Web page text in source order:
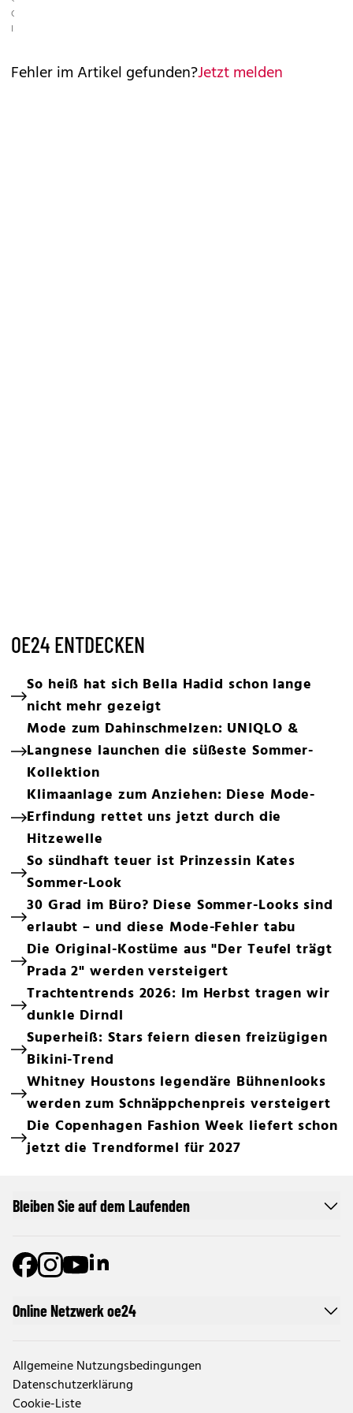
GETTY
IMAGES
Fehler im Artikel gefunden?Jetzt melden
OE24 ENTDECKEN
So heiß hat sich Bella Hadid schon lange
nicht mehr gezeigt
Mode zum Dahinschmelzen: UNIQLO &
Langnese launchen die süßeste Sommer-
Kollektion
Klimaanlage zum Anziehen: Diese Mode-
Erfindung rettet uns jetzt durch die
Hitzewelle
So sündhaft teuer ist Prinzessin Kates
Sommer-Look
30 Grad im Büro? Diese Sommer-Looks sind
erlaubt – und diese Mode-Fehler tabu
Die Original-Kostüme aus "Der Teufel trägt
Prada 2" werden versteigert
Trachtentrends 2026: Im Herbst tragen wir
dunkle Dirndl
Superheiß: Stars feiern diesen freizügigen
Bikini-Trend
Whitney Houstons legendäre Bühnenlooks
werden zum Schnäppchenpreis versteigert
Die Copenhagen Fashion Week liefert schon
jetzt die Trendformel für 2027
Online Netzwerk oe24
Allgemeine Nutzungsbedingungen
Datenschutzerklärung
Cookie-Liste
Bleiben Sie auf dem Laufenden